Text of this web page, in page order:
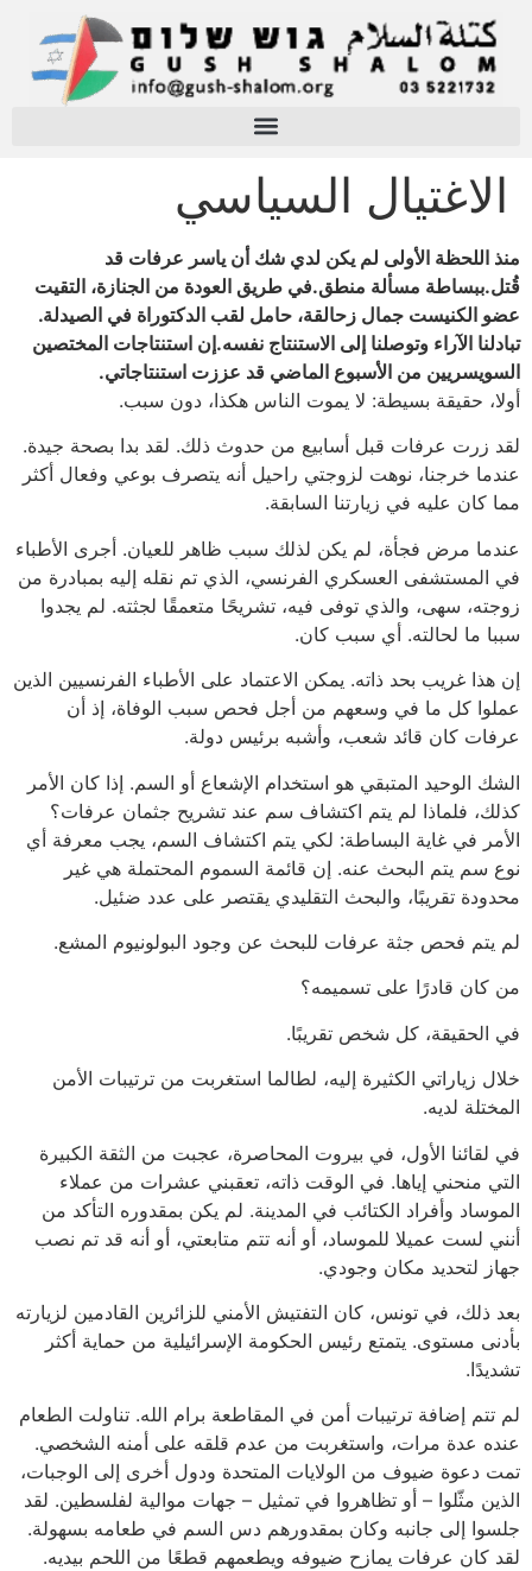
الاغتيال السياسي
منذ اللحظة الأولى لم يكن لدي شك أن ياسر عرفات قد
قُتل.ببساطة مسألة منطق.في طريق العودة من الجنازة، التقيت
عضو الكنيست جمال زحالقة، حامل لقب الدكتوراة في الصيدلة.
تبادلنا الآراء وتوصلنا إلى الاستنتاج نفسه.إن استنتاجات المختصين
السويسريين من الأسبوع الماضي قد عززت استنتاجاتي.
أولا، حقيقة بسيطة: لا يموت الناس هكذا، دون سبب.
لقد زرت عرفات قبل أسابيع من حدوث ذلك. لقد بدا بصحة جيدة.
عندما خرجنا، نوهت لزوجتي راحيل أنه يتصرف بوعي وفعال أكثر
مما كان عليه في زيارتنا السابقة.
عندما مرض فجأة، لم يكن لذلك سبب ظاهر للعيان. أجرى الأطباء
في المستشفى العسكري الفرنسي، الذي تم نقله إليه بمبادرة من
زوجته، سهى، والذي توفى فيه، تشريحًا متعمقًا لجثته. لم يجدوا
سببا ما لحالته. أي سبب كان.
إن هذا غريب بحد ذاته. يمكن الاعتماد على الأطباء الفرنسيين الذين
عملوا كل ما في وسعهم من أجل فحص سبب الوفاة، إذ أن
عرفات كان قائد شعب، وأشبه برئيس دولة.
الشك الوحيد المتبقي هو استخدام الإشعاع أو السم. إذا كان الأمر
كذلك، فلماذا لم يتم اكتشاف سم عند تشريح جثمان عرفات؟
الأمر في غاية البساطة: لكي يتم اكتشاف السم، يجب معرفة أي
نوع سم يتم البحث عنه. إن قائمة السموم المحتملة هي غير
محدودة تقريبًا، والبحث التقليدي يقتصر على عدد ضئيل.
لم يتم فحص جثة عرفات للبحث عن وجود البولونيوم المشع.
من كان قادرًا على تسميمه؟
في الحقيقة، كل شخص تقريبًا.
خلال زياراتي الكثيرة إليه، لطالما استغربت من ترتيبات الأمن
المختلة لديه.
في لقائنا الأول، في بيروت المحاصرة، عجبت من الثقة الكبيرة
التي منحني إياها. في الوقت ذاته، تعقبني عشرات من عملاء
الموساد وأفراد الكتائب في المدينة. لم يكن بمقدوره التأكد من
أنني لست عميلا للموساد، أو أنه تتم متابعتي، أو أنه قد تم نصب
جهاز لتحديد مكان وجودي.
بعد ذلك، في تونس، كان التفتيش الأمني للزائرين القادمين لزيارته
بأدنى مستوى. يتمتع رئيس الحكومة الإسرائيلية من حماية أكثر
تشديدًا.
لم تتم إضافة ترتيبات أمن في المقاطعة برام الله. تناولت الطعام
عنده عدة مرات، واستغربت من عدم قلقه على أمنه الشخصي.
تمت دعوة ضيوف من الولايات المتحدة ودول أخرى إلى الوجبات،
الذين مثّلوا – أو تظاهروا في تمثيل – جهات موالية لفلسطين. لقد
جلسوا إلى جانبه وكان بمقدورهم دس السم في طعامه بسهولة.
لقد كان عرفات يمازح ضيوفه ويطعمهم قطعًا من اللحم بيديه.